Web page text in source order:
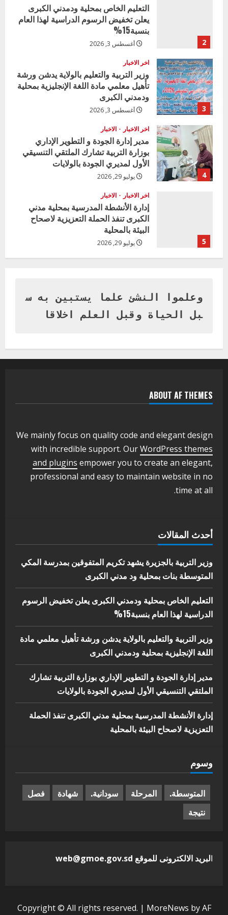
2
التعليم الخاص بمحلية ودمدني الكبرى
يعلن تخفيض الرسوم الدراسية لهذا العام
بنسبة15%
أغسطس 3, 2026
3
اخر الاخبار
وزير التربية والتعليم بالولاية يدشن ورشة
تأهيل معلمي مادة اللغة الإنجليزية بمحلية
ودمدني الكبرى
أغسطس 3, 2026
4
اخر الاخبار الاخبار
مدير إدارة الجودة و التطوير الإداري
بوزارة التربية تشارك الملتقي التنسيقي
الأول لمديري الجودة بالولايات
يوليو 29, 2026
5
اخر الاخبار الاخبار
إدارة الأنشطة المدرسية بمحلية مدني
الكبرى تنفذ الحملة التعزيزية لاصحاح
البيئة بالمحلية
يوليو 29, 2026
بنات بمحلية ود مدني الكبرى
أغسطس 3, 2026
يعلن تخفيض الرسوم الدراسية لهذا العام
بنسبة15%
3
وزير التربية والتعليم بالولاية يدشن ورشة
أغسطس 3, 2026
اخر الاخبار الاخبار
مدير إدارة الجودة و التطوير الإداري
بوزارة التربية تشارك الملتقي التنسيقي
5
البيئة بالمحلية
يوليو 29, 2026
وعلموا النشئ علما يستبين به س
بل الحياة وقبل العلم اخلاقا
ABOUT AF THEMES
We mainly focus on quality code and elegant design
with incredible support. OurWordPress themes
and plugins empower you to create an elegant,
professional and easy to maintain website in no
time at all.
أحدث المقالات
وزير التربية بالجزيرة يشهد تكريم المتفوقين بمدرسة المكي
المتوسطة بنات بمحلية ود مدني الكبرى
التعليم الخاص بمحلية ودمدني الكبرى يعلن تخفيض الرسوم
الدراسية لهذا العام بنسبة15%
وزير التربية والتعليم بالولاية يدشن ورشة تأهيل معلمي مادة
اللغة الإنجليزية بمحلية ودمدني الكبرى
مدير إدارة الجودة و التطوير الإداري بوزارة التربية تشارك
الملتقي التنسيقي الأول لمديري الجودة بالولايات
إدارة الأنشطة المدرسية بمحلية مدني الكبرى تنفذ الحملة
التعزيزية لاصحاح البيئة بالمحلية
وسوم
المتوسطة. المرحلة سودانية. شهادة
فصل
نتيجة
البريد الالكترونى للموقع web@gmoe.gov.sd
Copyright © All rights reserved. | MoreNews by AF